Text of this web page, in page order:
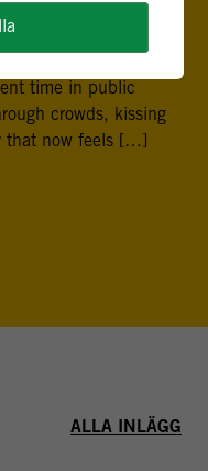
doing? In
us have asked this
time in public
crowds, kissing
that now feels […]
ALLA INLÄGG